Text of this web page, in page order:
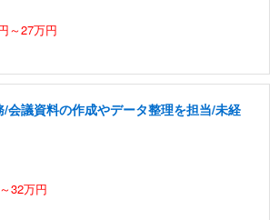
～27万円
会議資料の作成やデータ整理を担当/未経
32万円